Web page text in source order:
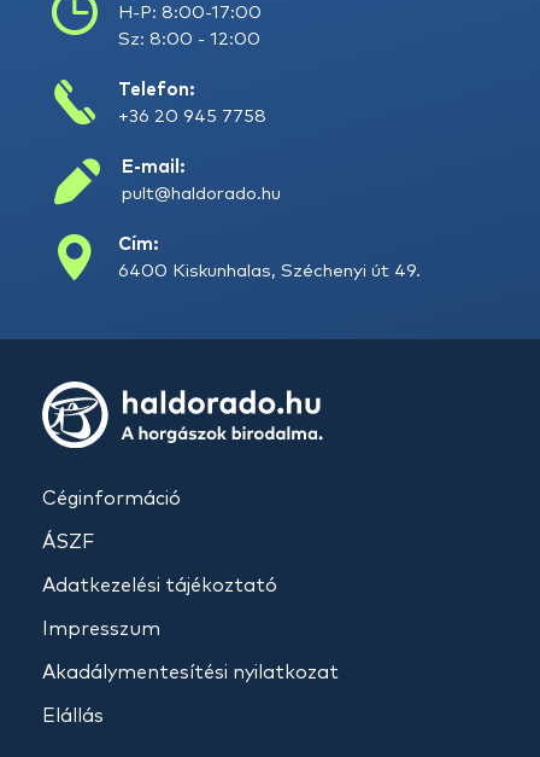
H-P: 8:00-17:00
Sz: 8:00 - 12:00
Telefon:
+36 20 945 7758
E-mail:
pult@haldorado.hu
Cím:
6400 Kiskunhalas, Széchenyi út 49.
Céginformáció
ÁSZF
Adatkezelési tájékoztató
Impresszum
Akadálymentesítési nyilatkozat
Elállás